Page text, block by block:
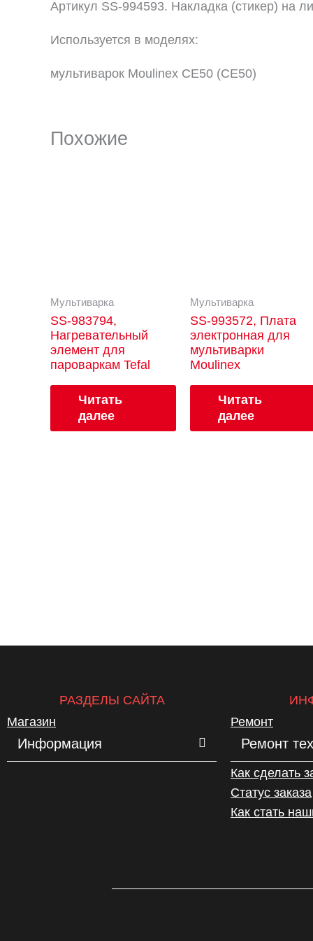
Артикул SS-994593. Накладка (стикер) на
Используется в моделях:
мультиварок Moulinex CE50 (CE50)
Похожие
Мультиварка
SS-983794,
Нагревательный
элемент для
пароваркам Tefal
Читать
далее
Мультиварка
SS-993572, Плата
электронная для
мультиварки
Moulinex
Читать
далее
РАЗДЕЛЫ САЙТА
Магазин
Информация
Ремонт
Ремонт
Как сделать
Статус заказа
Как стать